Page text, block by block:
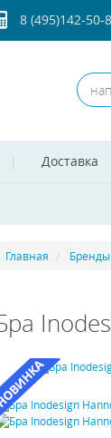
8 (495)142-50-
Доставка
Главная Бренды